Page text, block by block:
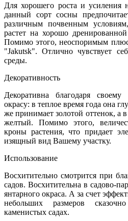
Для хорошего роста и усиления
данный сорт сосны
различным почвенным
растет на хорошо
Помимо этого, неоспоримым
"Jakutsk". Отлично чувствует
среды.
Декоративность
Декоративна благодаря своему
окрасу: в теплое время года она
же принимает золотой оттенок, а
желтый. Помимо этого,
кроны растения, что придает
изящный вид Вашему участку.
Использование
Восхитительно смотрится при
садов. Восхитительна в садово-
янтарного окраса. А за счет
небольших размеров
каменистых садах.